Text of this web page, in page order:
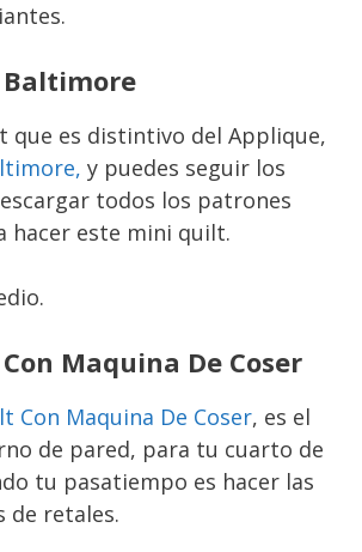
que es distintivo del Applique,
y puedes seguir los
todos los patrones
hacer este mini quilt.
Maquina De Coser
Con Maquina De Coser, es el
de pared, para tu cuarto de
tu pasatiempo es hacer las
de retales.